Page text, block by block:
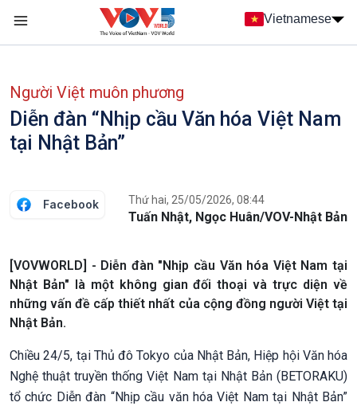
Nhảy đến nội dung
Vietnamese
Người Việt muôn phương
Diễn đàn “Nhịp cầu Văn hóa Việt Nam
tại Nhật Bản”
Facebook Thứ hai, 25/05/2026, 08:44
Tuấn Nhật, Ngọc Huân/VOV-Nhật Bản
[VOVWORLD] - Diễn đàn "Nhịp cầu Văn hóa Việt Nam tại
Nhật Bản" là một không gian đối thoại và trực diện về
những vấn đề cấp thiết nhất của cộng đồng người Việt tại
Nhật Bản.
Chiều 24/5, tại Thủ đô Tokyo của Nhật Bản, Hiệp hội Văn hóa
Nghệ thuật truyền thống Việt Nam tại Nhật Bản (BETORAKU)
tổ chức Diễn đàn “Nhịp cầu văn hóa Việt Nam tại Nhật Bản”